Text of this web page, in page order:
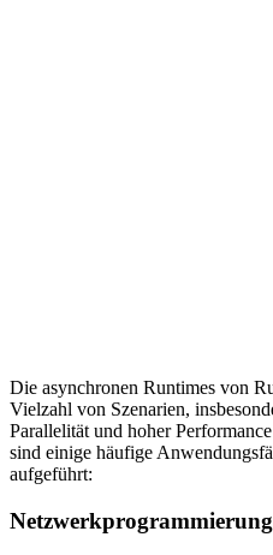
Die asynchronen Runtimes von
Vielzahl von Szenarien,
Parallelität und hoher
sind einige häufige
aufgeführt:
Netzwerkprogrammierung